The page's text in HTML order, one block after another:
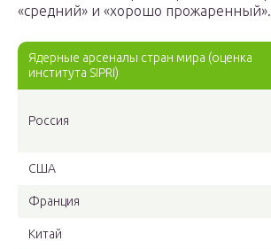
«средний» и «хорошо прожаренный».
Ядерные арсеналы стран мира (оценка
института SIPRI)
Россия
США
Франция
Китай